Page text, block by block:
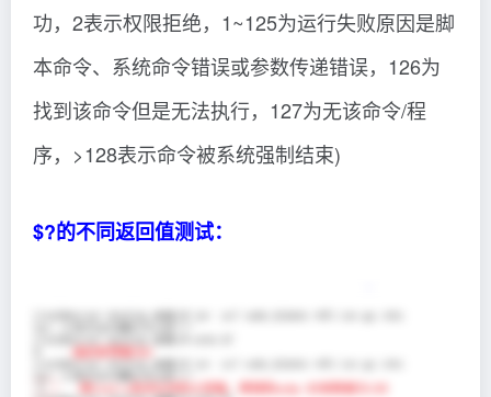
功，2表示权限拒绝，1~125为运行失败原因是脚
本命令、系统命令错误或参数传递错误，126为
找到该命令但是无法执行，127为无该命令/程
序，>128表示命令被系统强制结束)
$?的不同返回值测试：